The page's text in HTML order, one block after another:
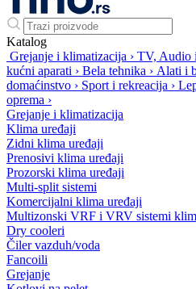
Katalog
Grejanje i klimatizacija › TV, Audio
kućni aparati › Bela tehnika › Alati i
domaćinstvo › Sport i rekreacija ›
oprema ›
Grejanje i klimatizacija
Klima uređaji
Zidni klima uređaji
Prenosivi klima uređaji
Prozorski klima uređaji
Multi-split sistemi
Komercijalni klima uređaji
Multizonski VRF i VRV sistemi
Dry cooleri
Čiler vazduh/voda
Fancoili
Grejanje